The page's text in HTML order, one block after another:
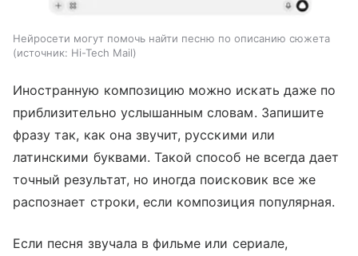
Нейросети могут помочь найти песню по описанию сюжета
источник: Hi-Tech Mail
Иностранную композицию можно искать даже по
приблизительно услышанным словам. Запишите
фразу так, как она звучит, русскими или
латинскими буквами. Такой способ не всегда дает
точный результат, но иногда поисковик все же
распознает строки, если композиция популярная.
Если песня звучала в фильме или сериале,